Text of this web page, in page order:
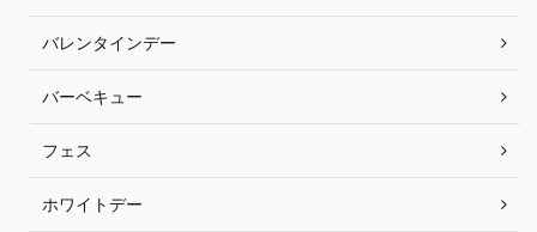
バレンタインデー
バーベキュー
フェス
ホワイトデー